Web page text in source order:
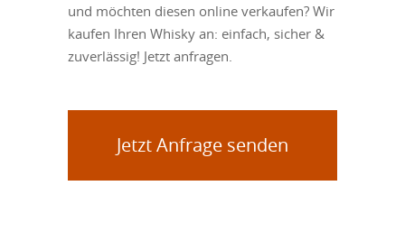
und möchten diesen online verkaufen? Wir
kaufen Ihren Whisky an: einfach, sicher &
zuverlässig! Jetzt anfragen.
Jetzt Anfrage senden